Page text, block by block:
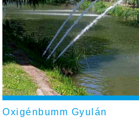
Oxigénbumm Gyulán